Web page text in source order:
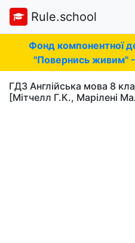
Rule.school
Фонд компонентної
"Повернись живим"
ГДЗ Англійська мова 8
[Мітчелл Г.К., Марілені